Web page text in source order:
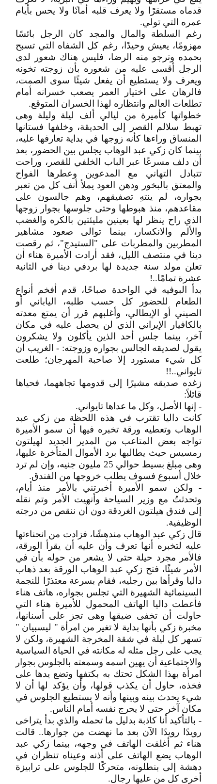
قدماه مستقرًا ولا يعرف قلبه أمانًا ولا يحس بأيام
عمره التي تولي.
رغم السلطة والمال والمجد كان الرجل بائسًا
مهزومًا، يعيش وحيدًا، رغم كل الشفاه التي تسبح
بحمده وترجو منه الرضا، فليس هناك شعور لدى
الرجل أقسى عليه من شعوره بأن زوجته تخونه
ويعرف ولا يستطيع أن يفعل شيئًا سوى الصمت،
فالرهان على اختيار العمر يصعب خسرانه أمام
تطلعات العالم وانتظاره لهذا الخسران المتوقع.
خطواتها كأميرة من ليالي ألف ليلة وليلة وهى
تهبط سلالم القصر إلى الحديقة، وخلفها فستانها
المنساق وراءها كأنه زوجها في بداية تعارفها عليه،
بينما كان زكي عبد الوهاب يجلس بين الحضور، بعد
أن دلف مسرعًا عبر الباب الخلفي للقصر، وراحت
تتبادل التهاني مع المدعوين وعطرها الفواح
والمعتق بالبخور ودهن العود يملأ أنف كل من تعبر
بجواره، لم ينتهِ تصفيقهم، وهم جالسون على
مقاعدهم، منذ هبوطها وحتى جلوسها بجوار زوجها
الذي راح ينظر لها بعينين مليئتين بالكره والغضب
والألم والانكسار، بينما توالى صعود مشاهير
المطربين والمطربات على "الستيدج"، ثم رقصت
دينا في منتصف الليل، فقد أرادت الأميرة هناء أن
تعلن مولد سنة جديدة لها بردفي دينا في الثانية
عشرة تمامًا..!
بدأ البوفيه في الواحدة صباحًا، قدم أفخم أنواع
الطعام للحضور كل حسب طلبه، الياباني أو
الصيني أو الإيطالي، وأغلبهم قرر أن يمتع معدته
بالكافيار الإيراني الذي لن يحصل عليه في مكان
آخر، بينما جلس أحد الذين يأكلون ولا يشكرون
يقول لصديقه الجالس بجواره وزوجته: - الغريب أن
كل شيء مستورد إلا صاحبة المهرجان؛ طلعت
تايواني..!!
زغده صديقه مشيرًا إلى قدومها تجاههما، فحياها
قائلاً:
- إنها الأصل، وكل ما عداها تايواني.
كانت داليا تقترب في هذه اللحظة من زكي عبد
الوهاب وتعطيه ورقة تخبره فيها أن سمو الأميرة
تواجه بعض المتاعب من المدير الجديد لهيلتون
رمسيس حيث يطالبها برد الأموال المتأخرة عليها،
وهى مبلغ بسيط حوالي 25 مليون جنيه، وإن لم ترد
خلال أسبوع فسوف يطلب خروجها من الفندق.
- ولكن سمو الأميرة أخبرتني بالأمر منذ أيام،
وتحدثتُ مع وزير السياحة وأنهيت الأمر وتم نقله
إلى فندق هيلتون الغردقة دون أن ننقص من درجته
الوظيفية.
قال زكي عبد الوهاب مندهشًا، فزادت من انحناءتها
عليه لتخبره أنها تعرف وأن عليه أن يقرأ الورقة،
فالأمر مجرد حيلة حتى لا يشعر من حوله بأن في
الأمر شيئًا، فتح زكي عبد الوهاب الورقة بعد ذهاب
داليا وقرأها بين رجليه، فقام بسرعة معتذرًا للنجمة
السينمائية الشهيرة التي تجلس بجواره، هاتف هناء
فأعطت داليا الهاتف المحمول للأميرة هناء التي
حاولت أن تخفى ضيقها وهى تجز على أسنانها،
مخبرة زكي بأنها بداية لا تغير من امرأة " ليسبيان "
تسهر كل ليلة في شقة المخرجة الشهيرة، ولكن لا
يجب على رجل مثله له مكانته في الحياة السياسية
والاجتماعية أن يهين اسمه وسمعته بالجلوس بجوار
امرأة بهذا الشكل تحتك به بكتفها وتضع يدها على
فخذه، حاول أن يكذب قولها، وأن يؤكد لها أن لا
شيء يحدث بينه وبينها وأنه لا يستطيع الجلوس في
مكان آخر حتى لا يحرج نفسه أمام الناس.
- بالتأكيد أنا كاذبة بدليل ما تحمله والذي بدأ يتراخى
رويدًا رويدًا الآن بعد ما نهضت من جوارها.. قالت
هناء ثم أغلقت الهاتف في وجهه، بينما زكي عبد
الوهاب يضع الهاتف على أذنه وعيناه تنظران في
دهشة إلى بنطلونه، متحركًا للجلوس على ترابيزة
أخرى كل من عليها رجال.